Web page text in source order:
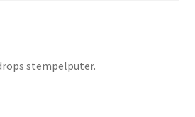
stempelputer.